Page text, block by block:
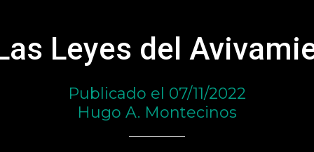
Leyes del
Publicado el 07/11/2022
Hugo A. Montecinos